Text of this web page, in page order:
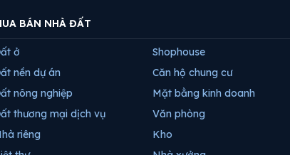
BÁN NHÀ ĐẤT
ở
nền dự án
nông nghiệp
thương mại dịch vụ
riêng
Shophouse
Căn hộ chung cư
Mặt bằng kinh doanh
Văn phòng
Kho